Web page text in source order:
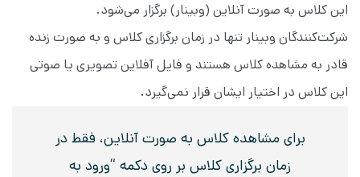
این کلاس به صورت آنلاین (وبینار) برگزار می‌شود.
شرکت‌کنندگان وبینار تنها در زمان برگزاری کلاس و به صورت زنده
قادر به مشاهده کلاس هستند و فایل آفلاین تصویری یا صوتی
این کلاس در اختیار ایشان قرار نمی‌گیرد.
برای مشاهده کلاس به صورت آنلاین، فقط در
زمان برگزاری کلاس بر روی دکمه “ورود به